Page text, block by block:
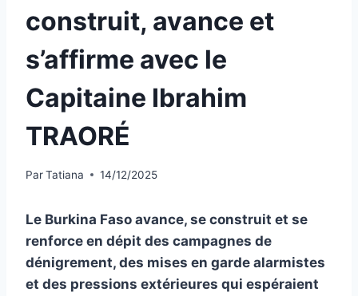
construit, avance et
s’affirme avec le
Capitaine Ibrahim
TRAORÉ
ParTatiana 14/12/2025
Le Burkina Faso avance, se construit et se
renforce en dépit des campagnes de
dénigrement, des mises en garde alarmistes
et des pressions extérieures qui espéraient